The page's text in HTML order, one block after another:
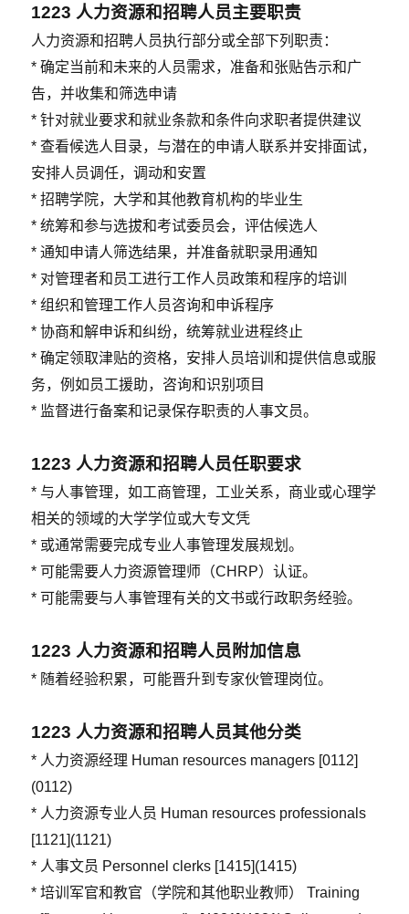
1223 人力资源和招聘人员主要职责
人力资源和招聘人员执行部分或全部下列职责：
* 确定当前和未来的人员需求，准备和张贴告示和广
告，并收集和筛选申请
* 针对就业要求和就业条款和条件向求职者提供建议
* 查看候选人目录，与潜在的申请人联系并安排面试，​​
安排人员调任，调动和安置
* 招聘学院，大学和其他教育机构的毕业生
* 统筹和参与选拔和考试委员会，评估候选人
* 通知申请人筛选结果，并准备就职录用通知
* 对管理者和员工进行工作人员政策和程序的培训
* 组织和管理工作人员咨询和申诉程序
* 协商和解申诉和纠纷，统筹就业进程终止
* 确定领取津贴的资格，安排人员培训和提供信息或服
务，例如员工援助，咨询和识别项目
* 监督进行备案和记录保存职责的人事文员。
1223 人力资源和招聘人员任职要求
* 与人事管理，如工商管理，工业关系，商业或心理学
相关的领域的大学学位或大专文凭
* 或通常需要完成专业人事管理发展规划。
* 可能需要人力资源管理师（CHRP）认证。
* 可能需要与人事管理有关的文书或行政职务经验。
1223 人力资源和招聘人员附加信息
* 随着经验积累，可能晋升到专家伙管理岗位。
1223 人力资源和招聘人员其他分类
* 人力资源经理 Human resources managers [0112]
(0112)
* 人力资源专业人员 Human resources professionals
[1121](1121)
* 人事文员 Personnel clerks [1415](1415)
* 培训军官和教官（学院和其他职业教师） Training